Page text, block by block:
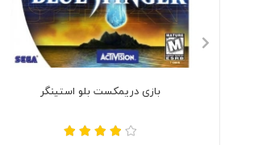
بازی دریمکست بلو استینگر